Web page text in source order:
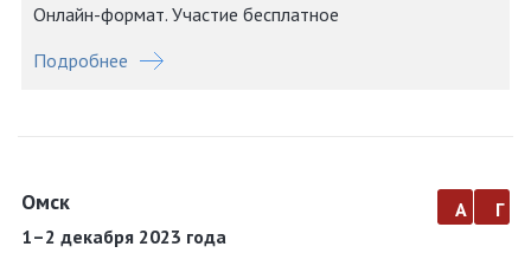
Онлайн-формат. Участие бесплатное
Подробнее
Омск
1–2 декабря 2023 года
а г